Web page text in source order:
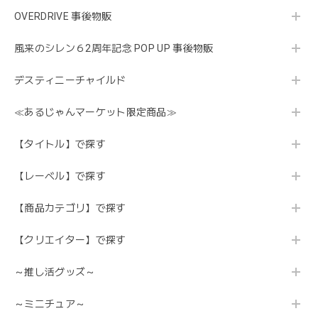
OVERDRIVE 事後物販
風来のシレン６2周年記念 POP UP 事後物販
デスティニーチャイルド
≪あるじゃんマーケット限定商品≫
【タイトル】で探す
【レーベル】で探す
【商品カテゴリ】で探す
【クリエイター】で探す
～推し活グッズ～
～ミニチュア～